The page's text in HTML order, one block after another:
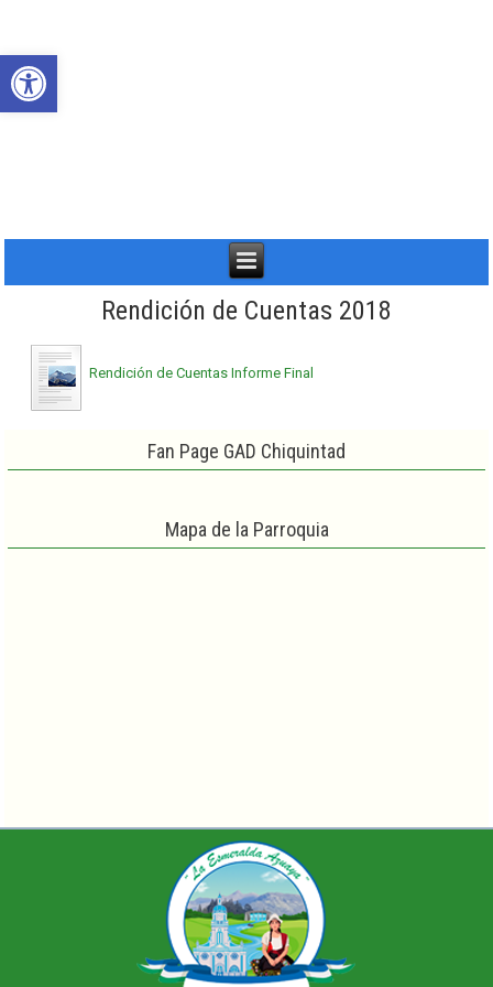
Abrir barra de herramientas
Rendición de Cuentas 2018
Rendición de Cuentas Informe Final
Fan Page GAD Chiquintad
Mapa de la Parroquia